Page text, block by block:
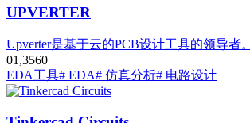
UPVERTER
Upverter是基于云的PCB设计工具的领导者。
01,3560
EDA工具# EDA# 仿真分析# 电路设计